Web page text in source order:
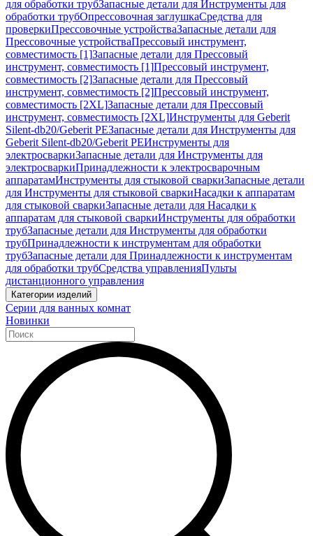
для обработки трубЗапасные детали для Инструменты для
обработки трубОпрессовочная заглушкаСредства для
проверкиПрессовочные устройстваЗапасные детали для
Прессовочные устройстваПрессовый инструмент,
совместимость [1]Запасные детали для Прессовый
инструмент, совместимость [1]Прессовый инструмент,
совместимость [2]Запасные детали для Прессовый
инструмент, совместимость [2]Прессовый инструмент,
совместимость [2XL]Запасные детали для Прессовый
инструмент, совместимость [2XL]Инструменты для Geberit
Silent-db20/Geberit PEЗапасные детали для Инструменты для
Geberit Silent-db20/Geberit PEИнструменты для
электросваркиЗапасные детали для Инструменты для
электросваркиПринадлежности к электросварочным
аппаратамИнструменты для стыковой сваркиЗапасные детали
для Инструменты для стыковой сваркиНасадки к аппаратам
для стыковой сваркиЗапасные детали для Насадки к
аппаратам для стыковой сваркиИнструменты для обработки
трубЗапасные детали для Инструменты для обработки
трубПринадлежности к инструментам для обработки
трубЗапасные детали для Принадлежности к инструментам
для обработки трубСредства управленияПульты
дистанционного управления
Категории изделий
Серии для ванных комнат
Новинки